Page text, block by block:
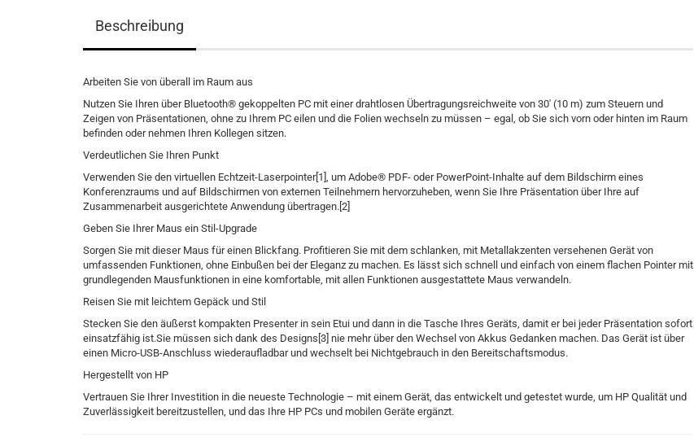
Beschreibung
Arbeiten Sie von überall im Raum aus
Nutzen Sie Ihren über Bluetooth® gekoppelten PC mit einer drahtlosen Übertragungsreichweite von 30' (10 m) zum Steuern und
Zeigen von Präsentationen, ohne zu Ihrem PC eilen und die Folien wechseln zu müssen – egal, ob Sie sich vorn oder hinten im Raum
befinden oder nehmen Ihren Kollegen sitzen.
Verdeutlichen Sie Ihren Punkt
Verwenden Sie den virtuellen Echtzeit-Laserpointer[1], um Adobe® PDF- oder PowerPoint-Inhalte auf dem Bildschirm eines
Konferenzraums und auf Bildschirmen von externen Teilnehmern hervorzuheben, wenn Sie Ihre Präsentation über Ihre auf
Zusammenarbeit ausgerichtete Anwendung übertragen.[2]
Geben Sie Ihrer Maus ein Stil-Upgrade
Sorgen Sie mit dieser Maus für einen Blickfang. Profitieren Sie mit dem schlanken, mit Metallakzenten versehenen Gerät von
umfassenden Funktionen, ohne Einbußen bei der Eleganz zu machen. Es lässt sich schnell und einfach von einem flachen Pointer mit
grundlegenden Mausfunktionen in eine komfortable, mit allen Funktionen ausgestattete Maus verwandeln.
Reisen Sie mit leichtem Gepäck und Stil
Stecken Sie den äußerst kompakten Presenter in sein Etui und dann in die Tasche Ihres Geräts, damit er bei jeder Präsentation sofort
einsatzfähig ist.Sie müssen sich dank des Designs[3] nie mehr über den Wechsel von Akkus Gedanken machen. Das Gerät ist über
einen Micro-USB-Anschluss wiederaufladbar und wechselt bei Nichtgebrauch in den Bereitschaftsmodus.
Hergestellt von HP
Vertrauen Sie Ihrer Investition in die neueste Technologie – mit einem Gerät, das entwickelt und getestet wurde, um HP Qualität und
Zuverlässigkeit bereitzustellen, und das Ihre HP PCs und mobilen Geräte ergänzt.